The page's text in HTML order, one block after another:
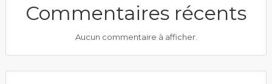
Commentaires récents
Aucun commentaire à afficher.